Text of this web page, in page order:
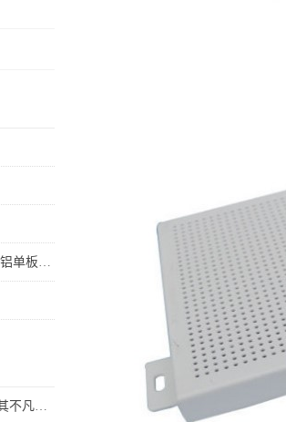
2. 极致工艺，双曲铝单板引领潮流3. 铝单板新革命：双曲之...
铝单板：建筑界的“低调高手”，揭秘其不凡魅力！